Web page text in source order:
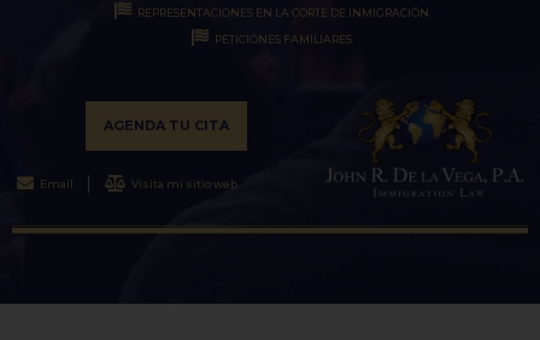
REPRESENTACIONES EN LA CORTE DE INMIGRACIÓN
PETICIONES FAMILIARES
AGENDA TU CITA
Email Visita mi sitio web